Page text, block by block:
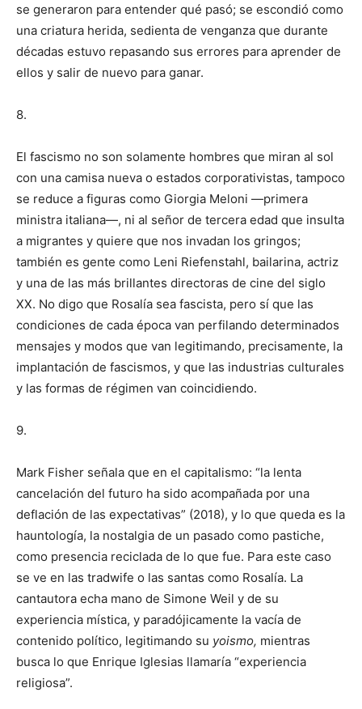
se generaron para entender qué pasó; se escondió como
una criatura herida, sedienta de venganza que durante
décadas estuvo repasando sus errores para aprender de
ellos y salir de nuevo para ganar.
8.
El fascismo no son solamente hombres que miran al sol
con una camisa nueva o estados corporativistas, tampoco
se reduce a figuras como Giorgia Meloni —primera
ministra italiana—, ni al señor de tercera edad que insulta
a migrantes y quiere que nos invadan los gringos;
también es gente como Leni Riefenstahl, bailarina, actriz
y una de las más brillantes directoras de cine del siglo
XX. No digo que Rosalía sea fascista, pero sí que las
condiciones de cada época van perfilando determinados
mensajes y modos que van legitimando, precisamente, la
implantación de fascismos, y que las industrias culturales
y las formas de régimen van coincidiendo.
9.
Mark Fisher señala que en el capitalismo: “la lenta
cancelación del futuro ha sido acompañada por una
deflación de las expectativas” (2018), y lo que queda es la
hauntología, la nostalgia de un pasado como pastiche,
como presencia reciclada de lo que fue. Para este caso
se ve en las tradwife o las santas como Rosalía. La
cantautora echa mano de Simone Weil y de su
experiencia mística, y paradójicamente la vacía de
contenido político, legitimando su yoismo, mientras
busca lo que Enrique Iglesias llamaría “experiencia
religiosa”.